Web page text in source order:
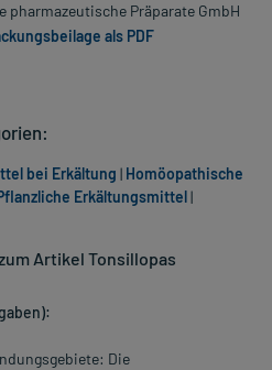
pharmazeutische Präparate GmbH
als PDF
Artikel Tonsillopas
Die
bei Erkältung | Homöopathische
Erkältungsmittel|